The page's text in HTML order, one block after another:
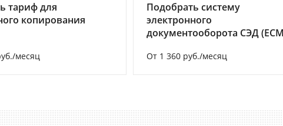
тариф для
копирования
месяц
Подобрать систему
электронного
документооборота СЭД
От 1 360 руб./месяц